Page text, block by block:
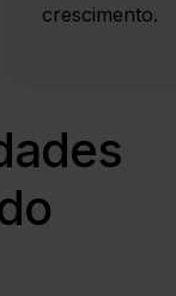
crescimento.